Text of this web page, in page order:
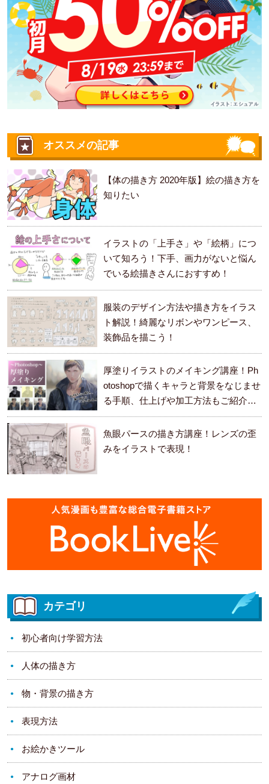
オススメの記事
【体の描き方 2020年版】絵の描き方を
知りたい
イラストの「上手さ」や「絵柄」につ
いて知ろう！下手、画力がないと悩ん
でいる絵描きさんにおすすめ！
服装のデザイン方法や描き方をイラス
ト解説！綺麗なリボンやワンピース、
装飾品を描こう！
厚塗りイラストのメイキング講座！Ph
otoshopで描くキャラと背景をなじませ
る手順、仕上げや加工方法もご紹介し
ます。
魚眼パースの描き方講座！レンズの歪
みをイラストで表現！
カテゴリ
初心者向け学習方法
人体の描き方
物・背景の描き方
表現方法
お絵かきツール
アナログ画材